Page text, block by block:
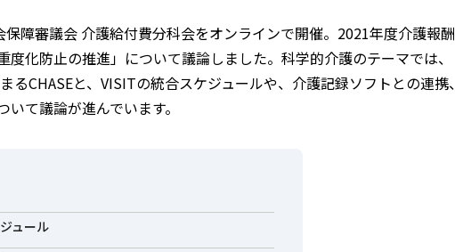
障審議会 介護給付費分科会をオンラインで開催。2021年度介護報酬
度化防止の推進」について議論しました。科学的介護のテーマでは、
るCHASEと、VISITの統合スケジュールや、介護記録ソフトとの連携、
て議論が進んでいます。
ュール